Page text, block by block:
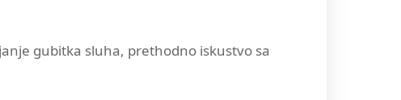
gubitka sluha, prethodno iskustvo sa